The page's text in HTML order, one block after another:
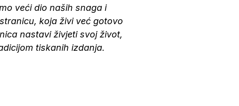
veći dio naših snaga i
koja živi već gotovo
nastavi živjeti svoj život,
tiskanih izdanja.